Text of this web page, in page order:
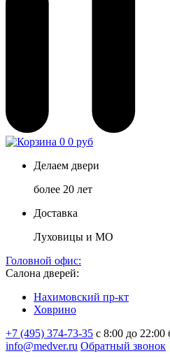
0 0 руб
Делаем двери
более 20 лет
Доставка
Луховицы и МО
Головной офис:
Салона дверей:
Нахимовский пр-кт
Ховрино
+7 (495) 374-73-35 с 8:00 до 22:00
info@medver.ru Обратный звонок